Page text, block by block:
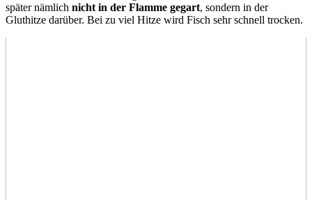
später nämlich nicht in der Flamme gegart, sondern in der
Gluthitze darüber. Bei zu viel Hitze wird Fisch sehr schnell trocken.